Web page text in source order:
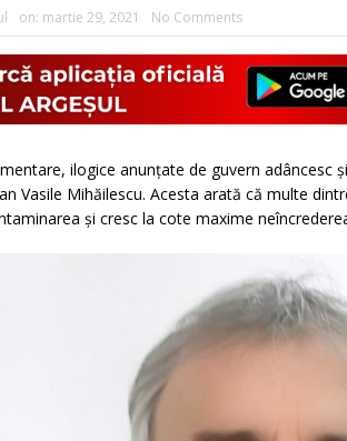
on: martie 29, 2021 No Comments
ilogice anunțate de guvern adâncesc
Vasile Mihăilescu. Acesta arată că multe
și cresc la cote maxime